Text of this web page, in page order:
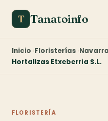
T Tanatoinfo
Inicio Floristerías Navarra
Hortalizas Etxeberría S.L.
FLORISTERÍA